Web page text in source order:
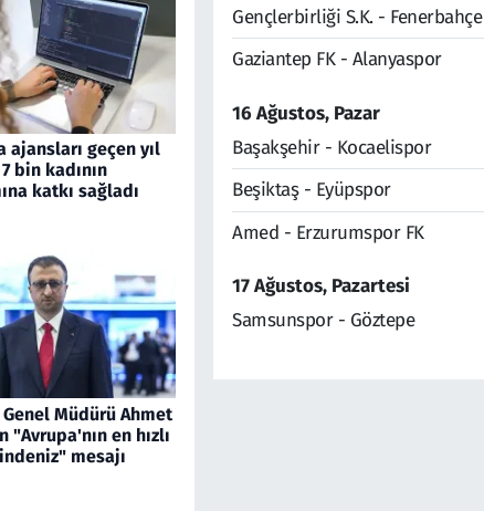
ajansları geçen yıl
bin kadının
katkı sağladı
Genel Müdürü Ahmet
"Avrupa'nın en hızlı
mesajı
Gençlerbirliği S.K. - Fenerbahçe
Gaziantep FK - Alanyaspor
16 Ağustos, Pazar
Başakşehir - Kocaelispor
Beşiktaş - Eyüpspor
Amed - Erzurumspor FK
17 Ağustos, Pazartesi
Samsunspor - Göztepe